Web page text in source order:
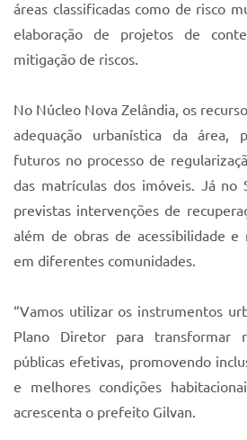
áreas classificadas como de risco
elaboração de projetos de
mitigação de riscos.
No Núcleo Nova Zelândia, os
adequação urbanística da área,
futuros no processo de
das matrículas dos imóveis. Já no
previstas intervenções de
além de obras de acessibilidade e
em diferentes comunidades.
“Vamos utilizar os instrumentos
Plano Diretor para transformar
públicas efetivas, promovendo
e melhores condições
acrescenta o prefeito Gilvan.